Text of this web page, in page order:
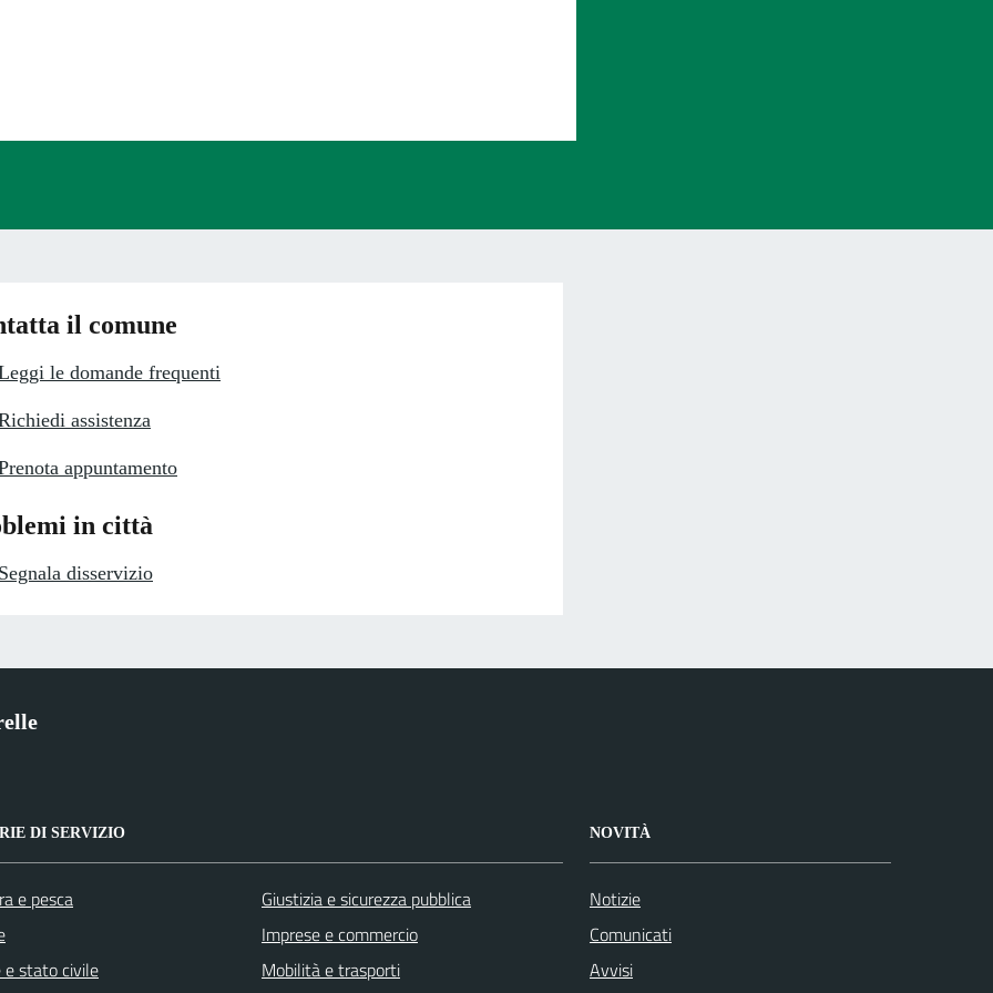
3 stelle su 5
2 stelle su 5
il comune
le domande frequenti
assistenza
appuntamento
in città
Segnala disservizio
DI SERVIZIO
e pesca
e stato civile
Giustizia e sicurezza pubblica
Imprese e commercio
Mobilità e trasporti
NOVITÀ
Notizie
Comunicati
Avvisi